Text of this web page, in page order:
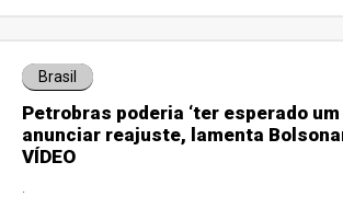
Brasil
Petrobras poderia ‘ter esperado um
anunciar reajuste, lamenta
VÍDEO